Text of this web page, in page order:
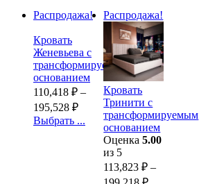
Распродажа!
Кровать
Женевьева с
трансформируемым
основанием
110,418 ₽ –
195,528 ₽
Выбрать ...
Распродажа!
Кровать
Тринити с
трансформируемым
основанием
Оценка5.00
из 5
113,823₽ –